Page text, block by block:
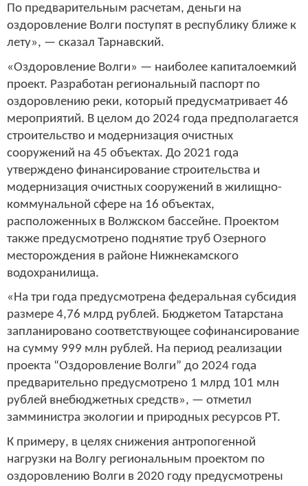
По предварительным расчетам, деньги на
оздоровление Волги поступят в республику ближе к
лету», — сказал Тарнавский.
«Оздоровление Волги» — наиболее капиталоемкий
проект. Разработан региональный паспорт по
оздоровлению реки, который предусматривает 46
мероприятий. В целом до 2024 года предполагается
строительство и модернизация очистных
сооружений на 45 объектах. До 2021 года
утверждено финансирование строительства и
модернизация очистных сооружений в жилищно-
коммунальной сфере на 16 объектах,
расположенных в Волжском бассейне. Проектом
также предусмотрено поднятие труб Озерного
месторождения в районе Нижнекамского
водохранилища.
«На три года предусмотрена федеральная субсидия
размере 4,76 млрд рублей. Бюджетом Татарстана
запланировано соответствующее софинансирование
на сумму 999 млн рублей. На период реализации
проекта “Оздоровление Волги” до 2024 года
предварительно предусмотрено 1 млрд 101 млн
рублей внебюджетных средств», — отметил
замминистра экологии и природных ресурсов РТ.
К примеру, в целях снижения антропогенной
нагрузки на Волгу региональным проектом по
оздоровлению Волги в 2020 году предусмотрены